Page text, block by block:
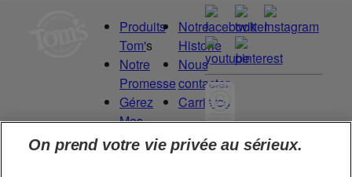
Produits
Tom's
Notre
Promesse
Gérez
Mes
Droits
Notre
Historie
Nous
contacter
Carrières
Committed to
On prend votre vie privée au sérieux.